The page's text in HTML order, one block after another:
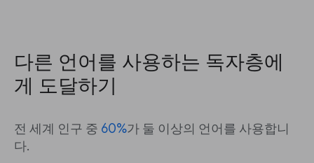
다른 언어를 사용하는 독자층에
게 도달하기
전 세계 인구 중 60%가 둘 이상의 언어를 사용합니
다.